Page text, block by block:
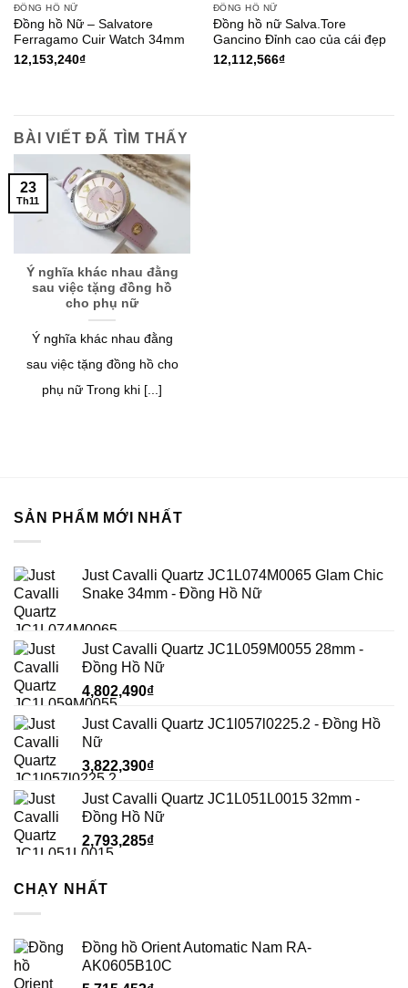
ĐỒNG HỒ NỮ
Đồng hồ Nữ – Salvatore
Ferragamo Cuir Watch 34mm
12,153,240₫
ĐỒNG HỒ NỮ
Đồng hồ nữ Salva.Tore
Gancino Đỉnh cao của cái đẹp
12,112,566₫
BÀI VIẾT ĐÃ TÌM THẤY
Ý nghĩa khác nhau đằng
sau việc tặng đồng hồ
cho phụ nữ
Ý nghĩa khác nhau đằng
sau việc tặng đồng hồ cho
phụ nữ Trong khi [...]
23
Th11
SẢN PHẨM MỚI NHẤT
Just Cavalli Quartz JC1L074M0065 Glam Chic
Snake 34mm - Đồng Hồ Nữ
Just Cavalli Quartz JC1L059M0055 28mm -
Đồng Hồ Nữ
4,802,490₫
Just Cavalli Quartz JC1l057l0225.2 - Đồng Hồ
Nữ
3,822,390₫
Just Cavalli Quartz JC1L051L0015 32mm -
Đồng Hồ Nữ
2,793,285₫
CHẠY NHẤT
Đồng hồ Orient Automatic Nam RA-
AK0605B10C